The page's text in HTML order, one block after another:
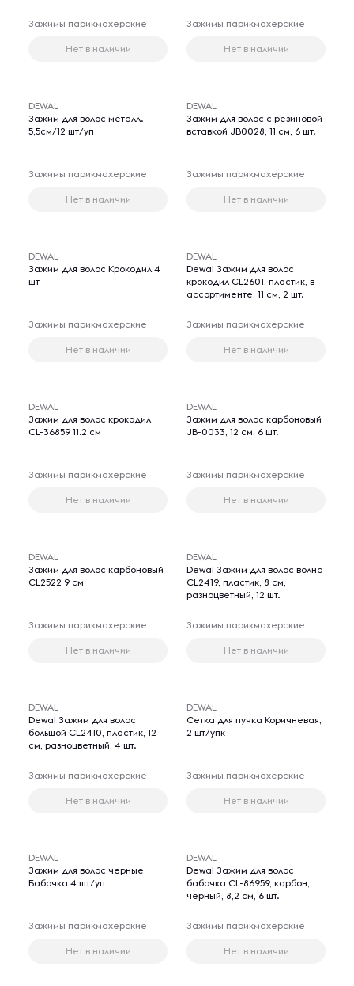
Зажимы парикмахерские
Нет в наличии
Зажимы парикмахерские
Нет в наличии
DEWAL
Зажим для волос металл.
5,5см/12 шт/уп
Зажимы парикмахерские
Нет в наличии
DEWAL
Зажим для волос с резиновой
вставкой JB0028, 11 см, 6 шт.
Зажимы парикмахерские
Нет в наличии
DEWAL
Зажим для волос Крокодил 4
шт
Зажимы парикмахерские
Нет в наличии
DEWAL
Dewal Зажим для волос
крокодил CL2601, пластик, в
ассортименте, 11 см, 2 шт.
Зажимы парикмахерские
Нет в наличии
DEWAL
Зажим для волос крокодил
CL-36859 11.2 см
Зажимы парикмахерские
Нет в наличии
DEWAL
Зажим для волос карбоновый
JB-0033, 12 см, 6 шт.
Зажимы парикмахерские
Нет в наличии
DEWAL
Зажим для волос карбоновый
CL2522 9 см
Зажимы парикмахерские
Нет в наличии
DEWAL
Dewal Зажим для волос волна
CL2419, пластик, 8 см,
разноцветный, 12 шт.
Зажимы парикмахерские
Нет в наличии
DEWAL
Dewal Зажим для волос
большой CL2410, пластик, 12
см, разноцветный, 4 шт.
Зажимы парикмахерские
Нет в наличии
DEWAL
Сетка для пучка Коричневая,
2 шт/упк
Зажимы парикмахерские
Нет в наличии
DEWAL
Зажим для волос черные
Бабочка 4 шт/уп
Зажимы парикмахерские
Нет в наличии
DEWAL
Dewal Зажим для волос
бабочка CL-86959, карбон,
черный, 8,2 см, 6 шт.
Зажимы парикмахерские
Нет в наличии